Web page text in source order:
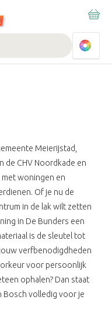
vanaf €100,- aan Sikkens
Meierijstad,
de CHV Noordkade en
met woningen en
Of je nu de
in de lak wilt zetten
in De Bunders een
is de sleutel tot
verfbenodigdheden
voor persoonlijk
ophalen? Dan staat
Bosch volledig voor je